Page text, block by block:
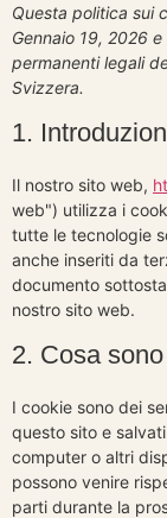
Skip
to
content
Questa politica sui
Gennaio 19, 2026
permanenti legali
Svizzera.
1.
Il nostro sito web,
web") utilizza i
tutte le tecnologie
anche inseriti da
documento
nostro sito web.
2. Cosa
I cookie sono dei
questo sito e
computer o altri
possono venire
parti durante la